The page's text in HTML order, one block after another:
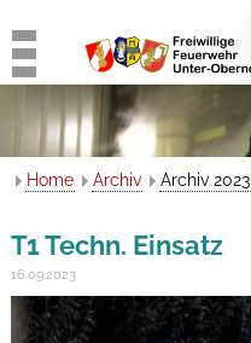
Home Archiv Archiv 2023
T1 Techn. Einsatz
16.09.2023